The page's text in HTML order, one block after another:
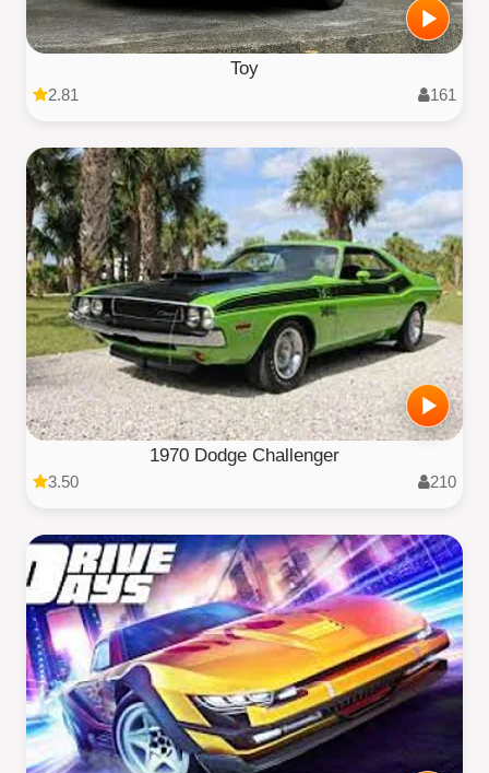
Toy
2.81 161
1970 Dodge Challenger
3.50 210